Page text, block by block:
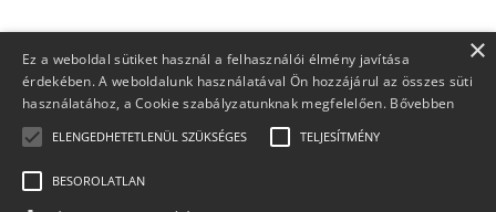
Copyright 2026 Foglaljma.hu - Minden jog fenntartva.
×
Ez a weboldal sütiket használ a felhasználói élmény javítása
érdekében. A weboldalunk használatával Ön hozzájárul az összes süti
használatához, a Cookie szabályzatunknak megfelelően. Bővebben
ELENGEDHETETLENÜL SZÜKSÉGES TELJESÍTMÉNY
BESOROLATLAN